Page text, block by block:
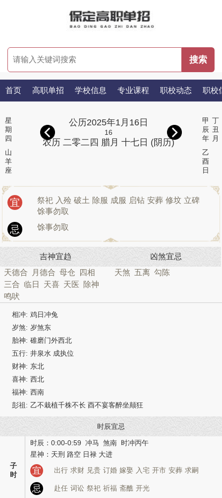
首页 高职单招 学校信息 专业课程 职校动态 职校
星
期
四
山
羊
座
甲
辰
年
丁
丑
月
乙
酉
日
公历2025年1月16日
16
农历 二零二四 腊月 十七日 (阴历)
宜 祭祀 入殓 破土 除服 成服 启钻 安葬 修坟 立碑
馀事勿取
忌 馀事勿取
吉神宜趋
天德合
月德合 母仓
四相
三合 临日 天喜 天医
除神
鸣吠
凶煞宜忌
天煞 五离 勾陈
相冲: 鸡日冲兔
岁煞: 岁煞东
胎神: 碓磨门外西北
五行: 井泉水 成执位
财神: 东北
喜神: 西北
福神: 西南
彭祖: 乙不栽植千株不长 酉不宴客醉坐颠狂
时辰宜忌
子
时
时辰：0:00-0:59 冲马 煞南 时冲丙午
星神：天刑 路空 日禄 大进
宜 出行 求财 见贵 订婚 嫁娶 入宅 开市 安葬 求嗣
忌 赴任 词讼 祭祀 祈福 斋醮 开光